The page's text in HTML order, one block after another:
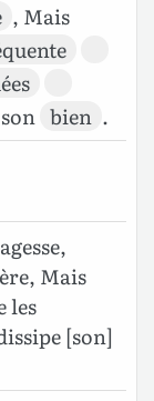
, Mais
son bien .
Mais
les
[son]